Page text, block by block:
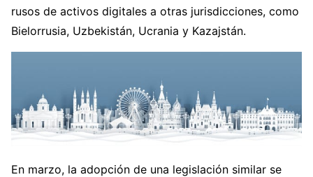
rusos de activos digitales a otras jurisdicciones, como
Bielorrusia, Uzbekistán, Ucrania y Kazajstán.
En marzo, la adopción de una legislación similar se